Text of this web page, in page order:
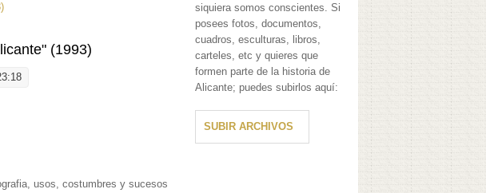
(1993)
usos, costumbres y sucesos
siquiera somos conscientes. Si
posees fotos, documentos,
cuadros, esculturas, libros,
carteles, etc y quieres que
formen parte de la historia de
Alicante; puedes subirlos aquí:
SUBIR ARCHIVOS